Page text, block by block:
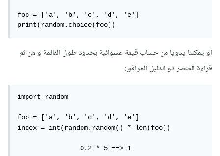
foo = ['a', 'b', 'c', 'd', 'e']
print(random.choice(foo))
أو يمكننا يدويا من حساب قيمة عشوائية بحدود طول القائمة و من ثم
قراءة العنصر ذو الدليل الموافق:
import random
foo = ['a', 'b', 'c', 'd', 'e']
index = int(random.random() * len(foo))
		0.2 * 5 ==> 1